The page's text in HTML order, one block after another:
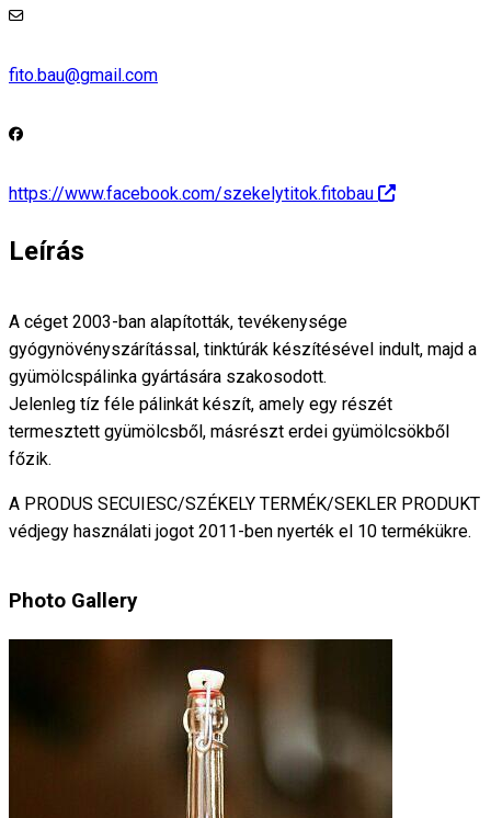
fito.bau@gmail.com
https://www.facebook.com/szekelytitok.fitobau
Leírás
A céget 2003-ban alapították, tevékenysége
gyógynövényszárítással, tinktúrák készítésével indult, majd a
gyümölcspálinka gyártására szakosodott.
Jelenleg tíz féle pálinkát készít, amely egy részét
termesztett gyümölcsből, másrészt erdei gyümölcsökből
főzik.
A PRODUS SECUIESC/SZÉKELY TERMÉK/SEKLER PRODUKT
védjegy használati jogot 2011-ben nyerték el 10 termékükre.
Photo Gallery